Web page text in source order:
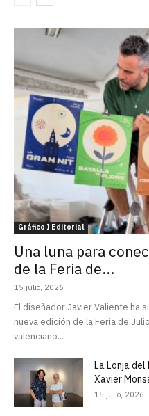
Gráfico I Editorial
Una luna para
de la Feria de...
15 julio, 2026
El diseñador Javier Valiente ha
nueva edición de la Feria de
valenciano...
La Lonja
Xavier
15 julio, 2026